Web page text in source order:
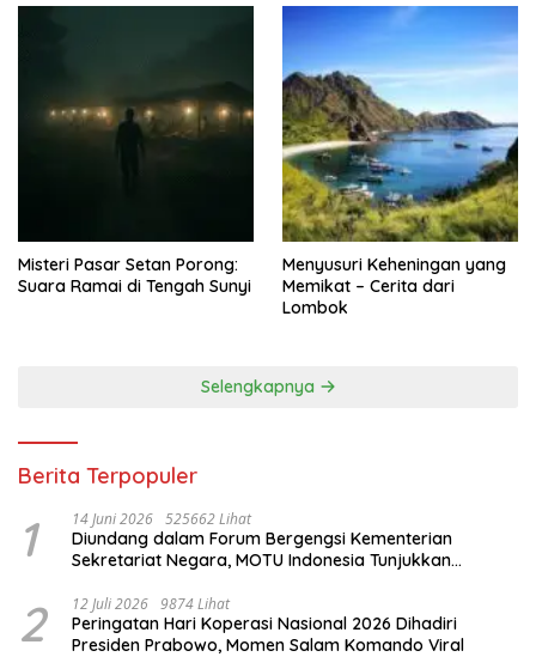
Misteri Pasar Setan Porong:
Suara Ramai di Tengah Sunyi
Menyusuri Keheningan yang
Memikat – Cerita dari
Lombok
Selengkapnya
Berita Terpopuler
1 14 Juni 2026 525662 Lihat
Diundang dalam Forum Bergengsi Kementerian
Sekretariat Negara, MOTU Indonesia Tunjukkan
2 12 Juli 2026 9874 Lihat
Peringatan Hari Koperasi Nasional 2026 Dihadiri
Presiden Prabowo, Momen Salam Komando Viral